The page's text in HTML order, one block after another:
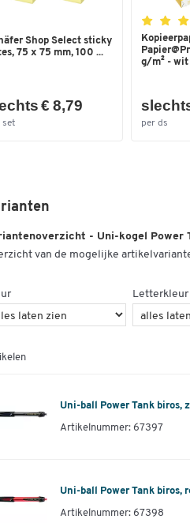
Shop Select sticky
75 x 75 mm, 100 ...
€ 8,79
set
g/m² - wit
per ds
- Uni-kogel Power
van de mogelijke
Letterkleur
Uni-ball Power Tank biros,
Artikelnummer: 67397
Uni-ball Power Tank biros,
Artikelnummer: 67398